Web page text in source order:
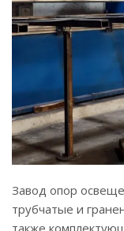
Завод опор
трубчатые и
также